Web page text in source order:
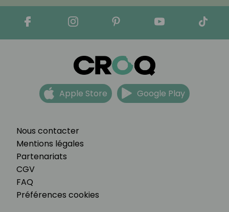
Nous contacter
Mentions légales
Partenariats
CGV
FAQ
Préférences cookies
Apple Store Google Play